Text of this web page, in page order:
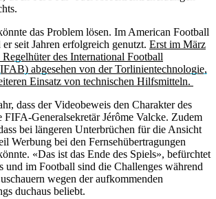
das Problem lösen. Im American Football
seit Jahren erfolgreich genutzt. Erst im März
des International Football
abgesehen von der Torlinientechnologie,
Einsatz von technischen Hilfsmitteln.
dass der Videobeweis den Charakter des
FIFA-Generalsekretär Jérôme Valcke. Zudem
bei längeren Unterbrüchen für die Ansicht
Werbung bei den Fernsehübertragungen
«Das ist das Ende des Spiels», befürchtet
und im Football sind die Challenges während
wegen der aufkommenden
duchaus beliebt.